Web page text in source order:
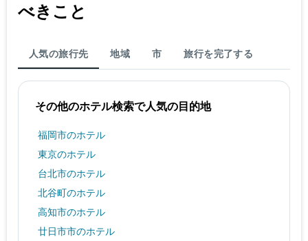
べきこと
人気の旅行先 地域 市 旅行を完了する
その他のホテル検索で人気の目的地
福岡市のホテル
東京のホテル
台北市のホテル
北谷町のホテル
高知市のホテル
廿日市市のホテル